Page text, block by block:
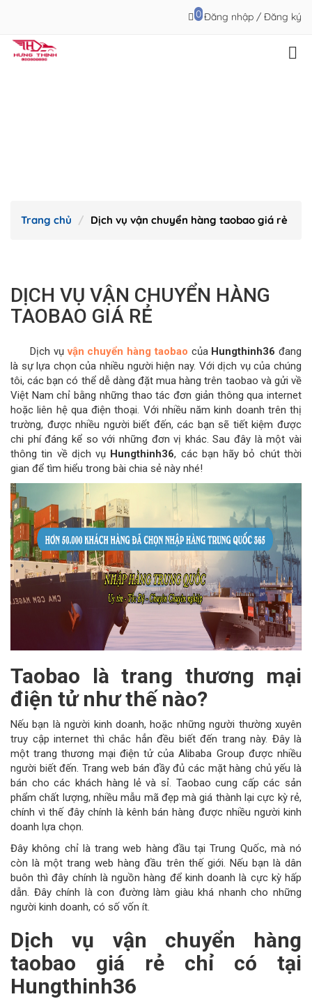
0 Đăng nhập / Đăng ký
Trang chủ Dịch vụ vận chuyển hàng taobao giá rẻ
DỊCH VỤ VẬN CHUYỂN HÀNG
TAOBAO GIÁ RẺ
Dịch vụvận chuyển hàng taobao của Hungthinh36 đang
là sự lựa chọn của nhiều người hiện nay. Với dịch vụ của chúng
tôi, các bạn có thể dễ dàng đặt mua hàng trên taobao và gửi về
Việt Nam chỉ bằng những thao tác đơn giản thông qua internet
hoặc liên hệ qua điện thoại. Với nhiều năm kinh doanh trên thị
trường, được nhiều người biết đến, các bạn sẽ tiết kiệm được
chi phí đáng kể so với những đơn vị khác. Sau đây là một vài
thông tin về dịch vụ Hungthinh36, các bạn hãy bỏ chút thời
gian để tìm hiểu trong bài chia sẻ này nhé!
Taobao là trang thương mại
điện tử như thế nào?
Nếu bạn là người kinh doanh, hoặc những người thường xuyên
truy cập internet thì chắc hẳn đều biết đến trang này. Đây là
một trang thương mại điện tử của Alibaba Group được nhiều
người biết đến. Trang web bán đầy đủ các mặt hàng chủ yếu là
bán cho các khách hàng lẻ và sỉ. Taobao cung cấp các sản
phẩm chất lượng, nhiều mẫu mã đẹp mà giá thành lại cực kỳ rẻ,
chính vì thế đây chính là kênh bán hàng được nhiều người kinh
doanh lựa chọn.
Đây không chỉ là trang web hàng đầu tại Trung Quốc, mà nó
còn là một trang web hàng đầu trên thế giới. Nếu bạn là dân
buôn thì đây chính là nguồn hàng để kinh doanh là cực kỳ hấp
dẫn. Đây chính là con đường làm giàu khá nhanh cho những
người kinh doanh, có số vốn ít.
Dịch vụ vận chuyển hàng
taobao giá rẻ chỉ có tại
Hungthinh36